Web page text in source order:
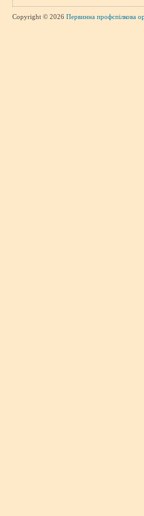
Copyright © 2026 Первинна профспілкова